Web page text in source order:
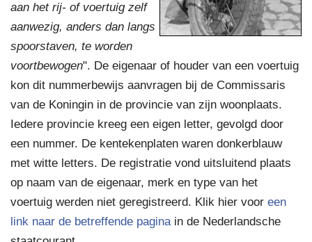
aan het rij- of voertuig zelf
aanwezig, anders dan langs
spoorstaven, te worden
voortbewogen". De eigenaar of houder van een voertuig
kon dit nummerbewijs aanvragen bij de Commissaris
van de Koningin in de provincie van zijn woonplaats.
Iedere provincie kreeg een eigen letter, gevolgd door
een nummer. De kentekenplaten waren donkerblauw
met witte letters. De registratie vond uitsluitend plaats
op naam van de eigenaar, merk en type van het
voertuig werden niet geregistreerd. Klik hier voor een
link naar de betreffende paginain de Nederlandsche